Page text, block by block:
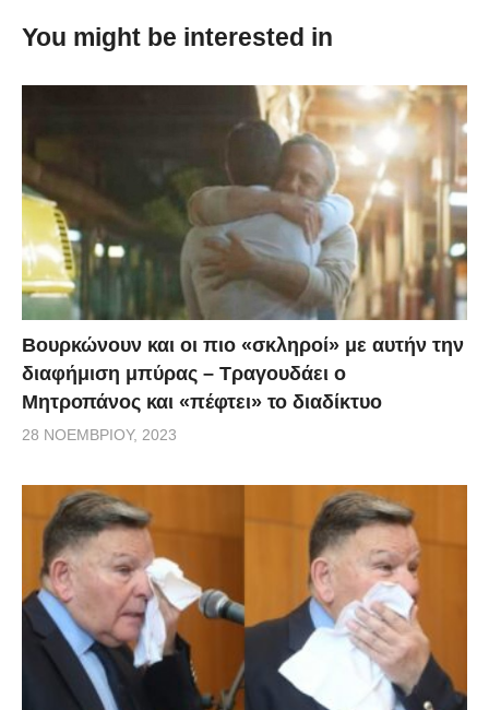
μέσα σε λίγο χρονικό διάστημα έχει κερδίσει την
Astathios Games στα οποία θα συμμετέχουν
διάφοροι θαυμαστές και όχι μόνο με σκοπό να
διεκδικήσουν κάποιο έπαθλο. Αυτή την φορά οι
διαγωνιζόμενοι είχαν να διαγωνιστούν σε μια
«ΜΑΚΑΡΟΝΟΜΑΧΙΑ» με το νικητή να τα τρώει
κυριολεκτικά όλα…
You might be interested in
Βουρκώνουν και οι πιο «σκληροί» με αυτήν την
διαφήμιση μπύρας – Τραγουδάει ο
Μητροπάνος και «πέφτει» το διαδίκτυο
28 ΝΟΕΜΒΡΊΟΥ, 2023